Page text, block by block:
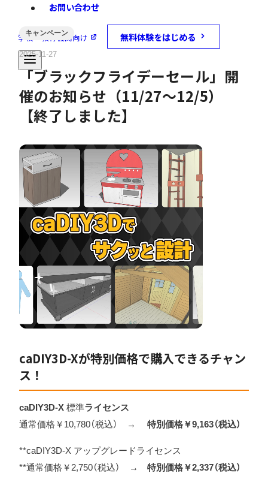
お問い合わせ
学校・教育機関向け 無料体験をはじめる
キャンペーン
2025-11-27
「ブラックフライデーセール」開
催のお知らせ（11/27～12/5）
【終了しました】
caDIY3D-Xが特別価格で購入できるチャン
ス！
caDIY3D-X 標準ライセンス
通常価格￥10,780（税込） → 特別価格￥9,163（税込）
**caDIY3D-X アップグレードライセンス
**通常価格￥2,750（税込） → 特別価格￥2,337（税込）